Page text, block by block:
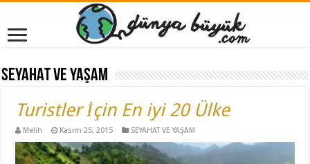
SEYAHAT VE YAŞAM
Turistler İçin En iyi 20 Ülke
Melih Kasım 25, 2015 SEYAHAT VE YAŞAM